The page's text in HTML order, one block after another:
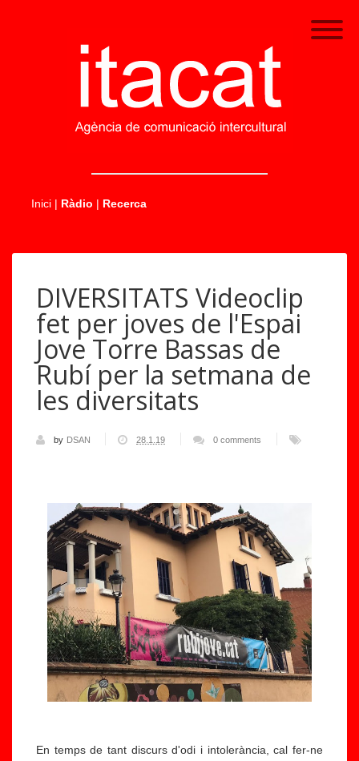
Inici | Ràdio | Recerca
DIVERSITATS Videoclip
fet per joves de l'Espai
Jove Torre Bassas de
Rubí per la setmana de
les diversitats
by DSAN 28.1.19 0 comments
En temps de tant discurs d'odi i intolerància, cal fer-ne